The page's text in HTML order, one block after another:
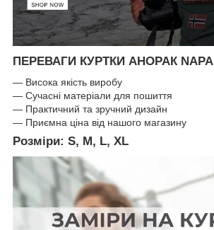
ПЕРЕВАГИ КУРТКИ АНОРАК
— Висока якість виробу
— Сучасні матеріали для пошиття
— Практичний та зручний дизайн
— Приємна ціна від нашого магазину
Розміри: S, M, L, XL